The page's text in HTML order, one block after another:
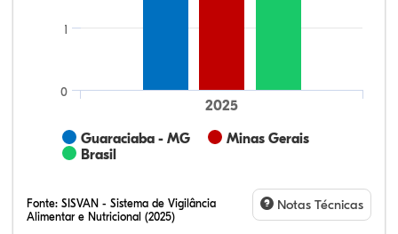
Guaraciaba - MG
Minas Gerais
Brasil
2025
0
1
Fonte: SISVAN - Sistema de Vigilância
Alimentar e Nutricional (2025)
Notas Técnicas